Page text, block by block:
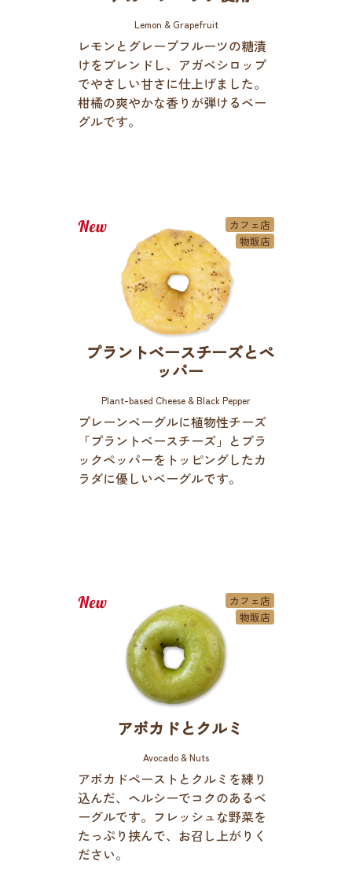
Lemon & Grapefruit
レモンとグレープフルーツの糖漬
けをブレンドし、アガベシロップ
でやさしい甘さに仕上げました。
柑橘の爽やかな香りが弾けるベー
グルです。
プラントベースチーズとペ
ッパー
Plant-based Cheese & Black Pepper
プレーンベーグルに植物性チーズ
「プラントベースチーズ」とブラ
ックペッパーをトッピングしたカ
ラダに優しいベーグルです。
カフェ店
物販店
アボカドとクルミ
Avocado & Nuts
アボカドペーストとクルミを練り
込んだ、ヘルシーでコクのあるベ
ーグルです。フレッシュな野菜を
たっぷり挟んで、お召し上がりく
ださい。
カフェ店
物販店